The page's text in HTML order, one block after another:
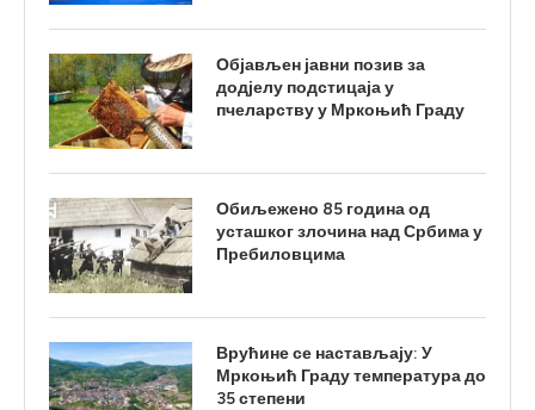
Објављен јавни позив за
додјелу подстицаја у
пчеларству у Мркоњић Граду
Обиљежено 85 година од
усташког злочина над Србима у
Пребиловцима
Врућине се настављају: У
Мркоњић Граду температура до
35 степени